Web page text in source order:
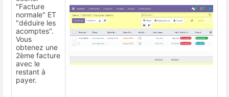
"Facture
normale" ET
"déduire les
acomptes".
Vous
obtenez une
2ème facture
avec le
restant à
payer.